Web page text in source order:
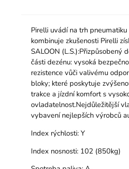
Pirelli uvádí na trh
kombinuje zkušenosti Pirelli
SALOON (L.S.):Přizpůsobený
části dezénu: vysoká
rezistence vůči valivému
bloky; které poskytuje
trakce a jízdní komfort s
ovladatelnost.Nejdůležitější
vybavení nejlepších výrobců
Index rýchlosti:Y
Index nosnosti:102 (850kg)